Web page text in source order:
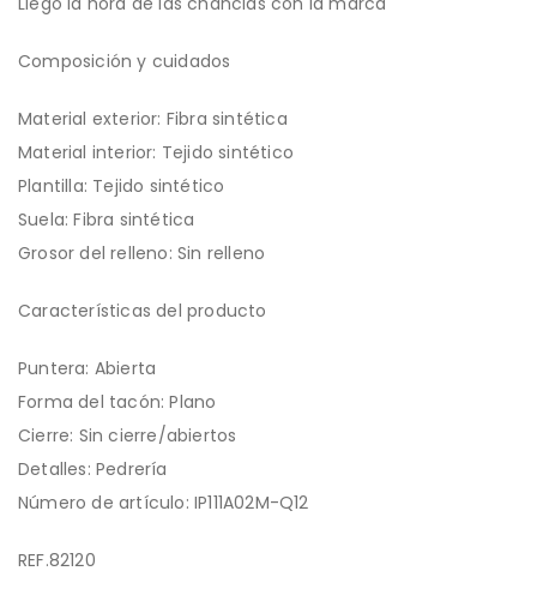
Composición y cuidados
Material exterior: Fibra sintética
Material interior: Tejido sintético
Plantilla: Tejido sintético
Suela: Fibra sintética
Grosor del relleno: Sin relleno
Características del producto
Puntera: Abierta
Forma del tacón: Plano
Cierre: Sin cierre/abiertos
Detalles: Pedrería
Número de artículo: IP111A02M-Q12
REF.82120